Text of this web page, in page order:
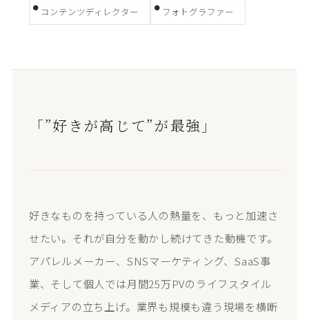
コンテンツディレクター フォトグラファー
「”好きが高じて”が最強」
好きなものを持っている人の熱量を、もっと加速さ
せたい。それが自分を動かし続けてきた動機です。
アパレルメーカー、SNSマーケティング、SaaS事
業、そして個人では月間25万PVのライフスタイル
メディアの立ち上げ。業界も規模も違う現場を横断